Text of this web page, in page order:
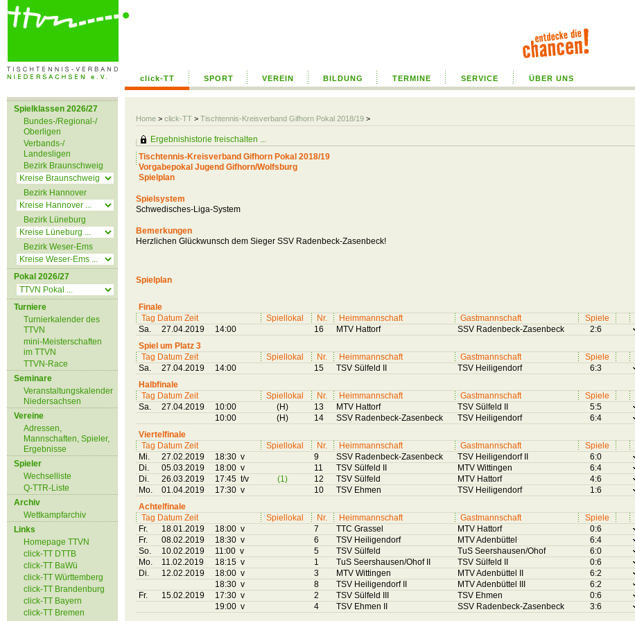
click-TT SPORT VEREIN BILDUNG TERMINE SERVICE ÜBER UNS
Home > click-TT > Tischtennis-Kreisverband Gifhorn Pokal 2018/19 >
Spielklassen 2026/27
Bundes-/Regional-/
Oberligen
Verbands-/
Landesligen
Bezirk Braunschweig
Bezirk Hannover
Bezirk Lüneburg
Bezirk Weser-Ems
Pokal 2026/27
Turniere
Turnierkalender des
TTVN
mini-Meisterschaften
im TTVN
TTVN-Race
Seminare
Veranstaltungskalender
Niedersachsen
Vereine
Adressen,
Mannschaften, Spieler,
Ergebnisse
Spieler
Wechselliste
Q-TTR-Liste
Archiv
Wettkampfarchiv
Links
Homepage TTVN
click-TT DTTB
click-TT BaWü
click-TT Württemberg
click-TT Brandenburg
click-TT Bayern
click-TT Bremen
Ergebnishistorie freischalten ...
Tischtennis-Kreisverband Gifhorn Pokal 2018/19
Vorgabepokal Jugend Gifhorn/Wolfsburg
Spielplan
Spielsystem
Schwedisches-Liga-System
Bemerkungen
Herzlichen Glückwunsch dem Sieger SSV Radenbeck-Zasenbeck!
Spielplan
Finale
Tag Datum Zeit
Spiellokal Nr. Heimmannschaft Gastmannschaft
Spiele
Sa.
27.04.2019 14:00 16 MTV Hattorf SSV Radenbeck-Zasenbeck
2:6
Spiel um Platz 3
Tag Datum Zeit
Spiellokal Nr. Heimmannschaft Gastmannschaft
Spiele
Sa.
27.04.2019 14:00 15 TSV Sülfeld II TSV Heiligendorf
6:3
Halbfinale
Tag Datum Zeit
Spiellokal Nr. Heimmannschaft Gastmannschaft
Spiele
Sa.
27.04.2019 10:00 (H) 13 MTV Hattorf TSV Sülfeld II
5:5
10:00
(H) 14 SSV Radenbeck-Zasenbeck TSV Heiligendorf
6:4
Viertelfinale
Tag Datum Zeit
Spiellokal Nr. Heimmannschaft Gastmannschaft
Spiele
Mi.
27.02.2019 18:30 v 9 SSV Radenbeck-Zasenbeck TSV Heiligendorf II
6:0
Di.
05.03.2019 18:00 v 11 TSV Sülfeld II MTV Wittingen
6:4
Di.
26.03.2019 17:45 t/v (1) 12 TSV Sülfeld MTV Hattorf
4:6
Mo.
01.04.2019 17:30 v 10 TSV Ehmen TSV Heiligendorf
1:6
Achtelfinale
Tag Datum Zeit
Spiellokal Nr. Heimmannschaft Gastmannschaft
Spiele
Fr.
18.01.2019 18:00 v 7 TTC Grassel MTV Hattorf
0:6
Fr.
08.02.2019 18:30 v 6 TSV Heiligendorf MTV Adenbüttel
6:4
So.
10.02.2019 11:00 v 5 TSV Sülfeld TuS Seershausen/Ohof
6:0
Mo.
11.02.2019 18:15 v 1 TuS Seershausen/Ohof II TSV Sülfeld II
0:6
Di.
12.02.2019 18:00 v 3 MTV Wittingen MTV Adenbüttel II
6:2
18:30 v
8 TSV Heiligendorf II MTV Adenbüttel III
6:2
Fr.
15.02.2019 17:30 v 2 TSV Sülfeld III TSV Ehmen
0:6
19:00 v
4 TSV Ehmen II SSV Radenbeck-Zasenbeck 3:6